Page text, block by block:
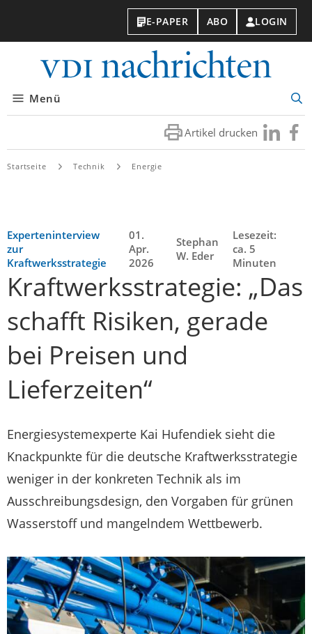
E-PAPER ABO LOGIN
Menü
Artikel drucken Besuchen
Sie
Sie
Startseite Technik Energie
Experteninterview
zur
Kraftwerksstrategie
01.
Apr.
2026
Stephan
W. Eder
Lesezeit:
ca. 5
Minuten
Kraftwerksstrategie: „Das
schafft Risiken, gerade
bei Preisen und
Lieferzeiten“
Energiesystemexperte Kai Hufendiek sieht die
Knackpunkte für die deutsche Kraftwerksstrategie
weniger in der konkreten Technik als im
Ausschreibungsdesign, den Vorgaben für grünen
Wasserstoff und mangelndem Wettbewerb.